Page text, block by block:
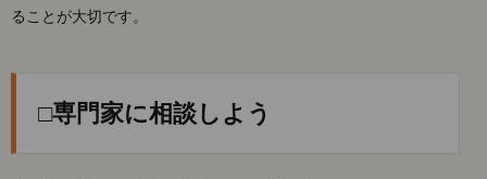
ることが大切です。
□専門家に相談しよう